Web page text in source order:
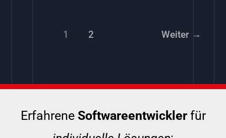
1 2 Weiter →
Erfahrene Softwareentwicklerfür